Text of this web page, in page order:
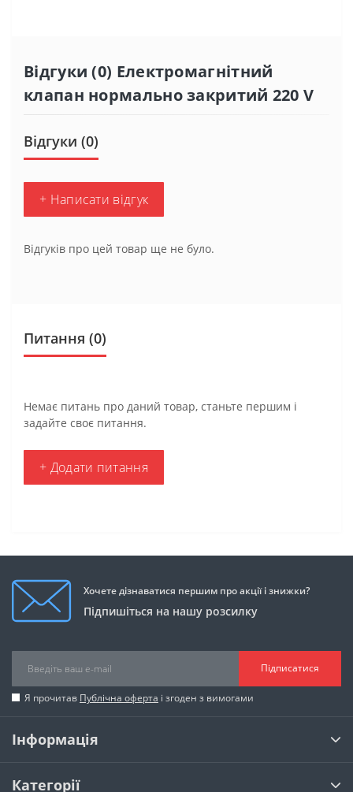
Відгуки (0) Електромагнітний
клапан нормально закритий 220 V
Відгуки (0)
+ Написати відгук
Відгуків про цей товар ще не було.
Питання (0)
Немає питань про даний товар, станьте першим і
задайте своє питання.
+ Додати питання
Хочете дізнаватися першим про акції і знижки?
Підпишіться на нашу розсилку
Підписатися
Я прочитав Публічна оферта і згоден з вимогами
Інформація
Категорії